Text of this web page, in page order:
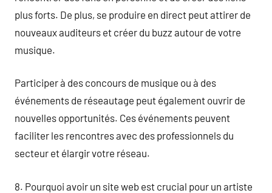
plus forts. De plus, se produire en direct peut attirer de
nouveaux auditeurs et créer du buzz autour de votre
musique.
Participer à des concours de musique ou à des
événements de réseautage peut également ouvrir de
nouvelles opportunités. Ces événements peuvent
faciliter les rencontres avec des professionnels du
secteur et élargir votre réseau.
8. Pourquoi avoir un site web est crucial pour un artiste